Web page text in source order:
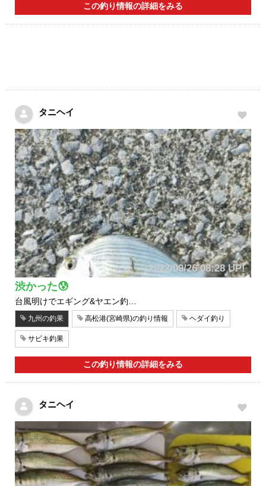
この釣り情報の詳細をみる
タニヘイ
2022/09/26 08:28 UP!
渋かった😰
台風明けでエギング&ヤエン釣…
九州の釣果 高松港(宮崎県)の釣り情報 ヘダイ釣り
サビキ釣果
この釣り情報の詳細をみる
タニヘイ